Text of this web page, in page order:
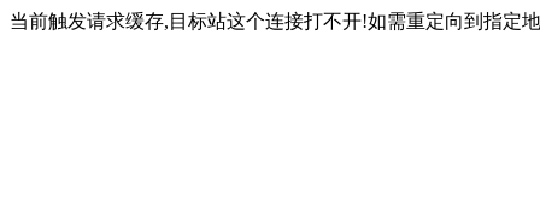
当前触发请求缓存,目标站这个连接打不开!如需重定向到指定